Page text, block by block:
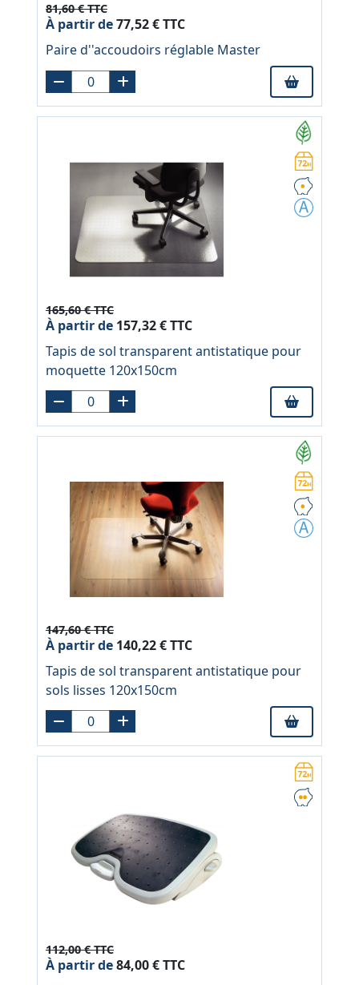
81,60 € TTC
À partir de77,52 € TTC
Paire d''accoudoirs réglable Master
165,60 € TTC
À partir de 157,32 € TTC
Tapis de sol transparent antistatique pour
moquette 120x150cm
147,60 € TTC
À partir de 140,22 € TTC
Tapis de sol transparent antistatique pour
sols lisses 120x150cm
112,00 € TTC
À partir de84,00 € TTC